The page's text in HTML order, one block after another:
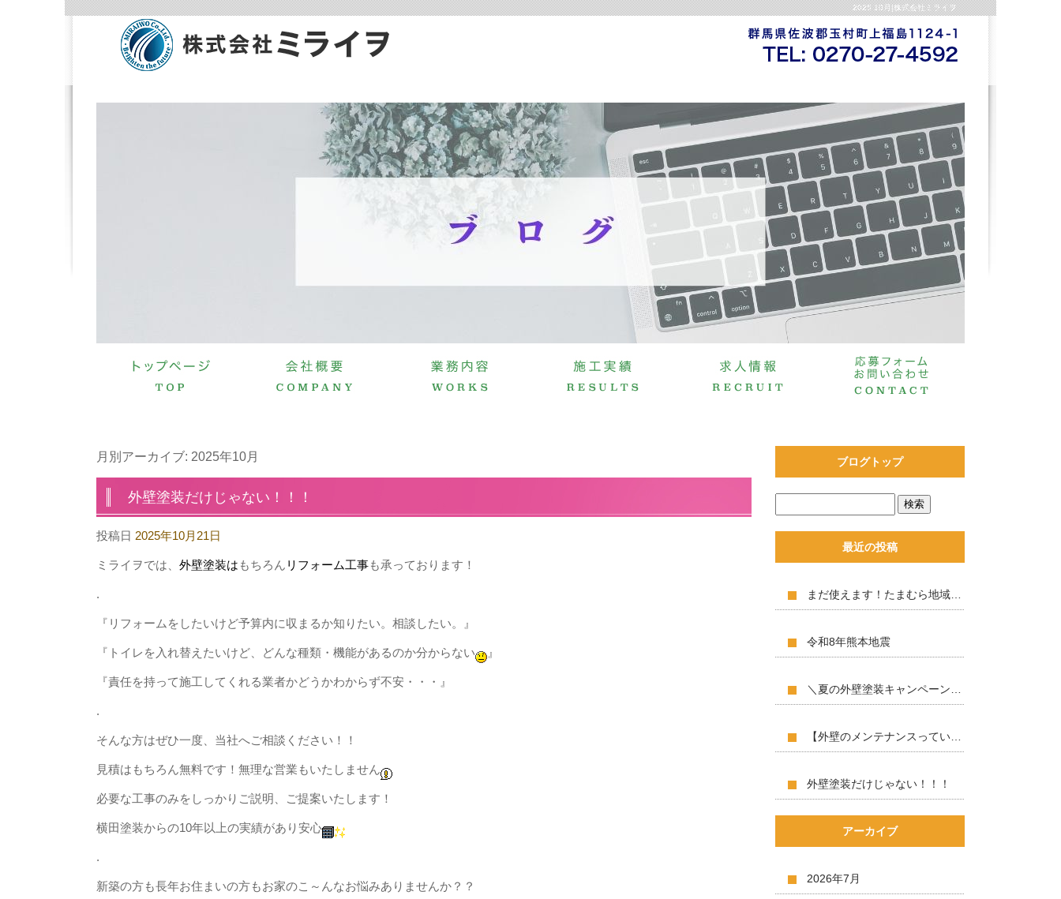
2025 10月|株式会社ミライヲ
月別アーカイブ: 2025年10月
外壁塗装だけじゃない！！！
投稿日 2025年10月21日
ミライヲでは、 外壁塗装は もちろん リフォーム工事も承っております！
.
『リフォームをしたいけど予算内に収まるか知りたい。相談したい。』
『トイレを入れ替えたいけど、どんな種類・機能があるのか分からない 』
『責任を持って施工してくれる業者かどうかわからず不安・・・』
.
そんな方はぜひ一度、当社へご相談ください！！
見積はもちろん無料です！無理な営業もいたしません
必要な工事のみをしっかりご説明、ご提案いたします！
横田塗装からの10年以上の実績があり安心
.
新築の方も長年お住まいの方もお家のこ～んなお悩みありませんか？？
ブログトップ
最近の投稿
令和8年熊本地震
外壁塗装だけじゃない！！！
アーカイブ
2026年7月